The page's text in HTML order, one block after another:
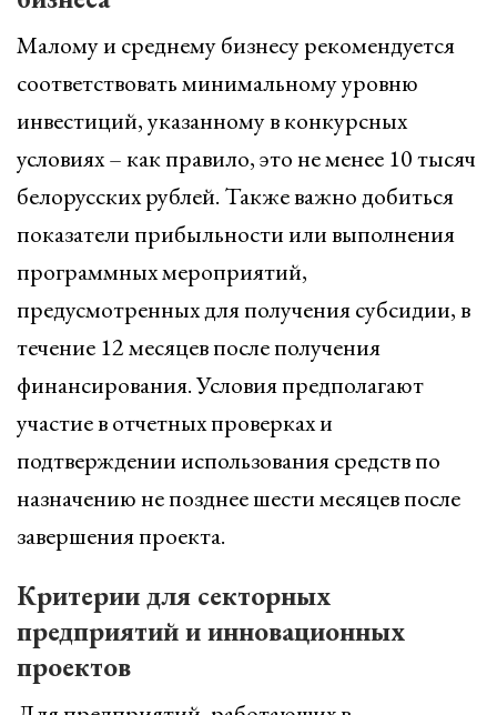
Малому и среднему бизнесу рекомендуется
соответствовать минимальному уровню
инвестиций, указанному в конкурсных
условиях – как правило, это не менее 10 тысяч
белорусских рублей. Также важно добиться
показатели прибыльности или выполнения
программных мероприятий,
предусмотренных для получения субсидии, в
течение 12 месяцев после получения
финансирования. Условия предполагают
участие в отчетных проверках и
подтверждении использования средств по
назначению не позднее шести месяцев после
завершения проекта.
Критерии для секторных
предприятий и инновационных
проектов